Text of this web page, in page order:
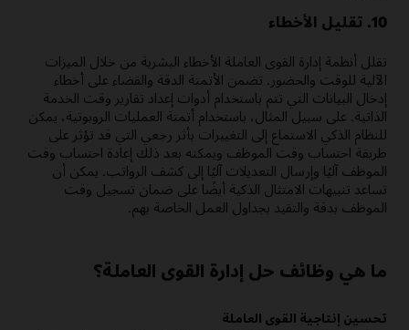
10. تقليل الأخطاء
تقلل أنظمة إدارة القوى العاملة الأخطاء البشرية من خلال الميزات
الآلية للوقت والحضور. تضمن الأتمتة الدقة والقضاء على أخطاء
إدخال البيانات التي تتم باستخدام أدوات إعداد تقارير وقت الخدمة
الذاتية. على سبيل المثال، باستخدام أتمتة العمليات الروبوتية، يمكن
للنظام الذكي الاستماع إلى التغييرات بأثر رجعي التي قد تؤثر على
طريقة احتساب وقت الموظف ويمكنه بعد ذلك إعادة احتساب وقت
الموظف آليًا وإرسال التعديلات آليًا إلى كشف الرواتب. يمكن أن
تساعد تنبيهات الامتثال الذكية أيضًا على ضمان تسجيل وقت
الموظف بدقة والتقيد بجداول العمل الخاصة بهم.
ما هي وظائف حل إدارة القوى العاملة؟
تحسين إنتاجية القوى العاملة